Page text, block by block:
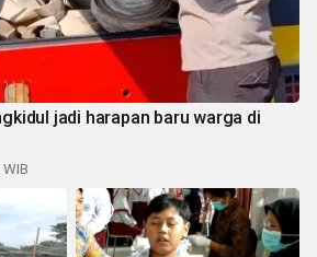
jadi harapan baru warga di